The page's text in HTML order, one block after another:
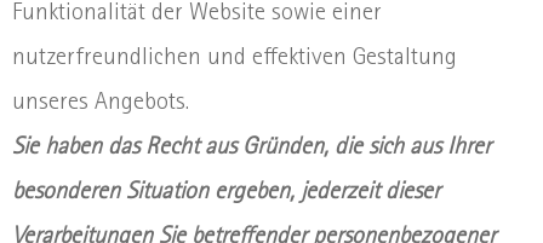
Funktionalität der Website sowie einer
nutzerfreundlichen und effektiven Gestaltung
unseres Angebots.
Sie haben das Recht aus Gründen, die sich aus Ihrer
besonderen Situation ergeben, jederzeit dieser